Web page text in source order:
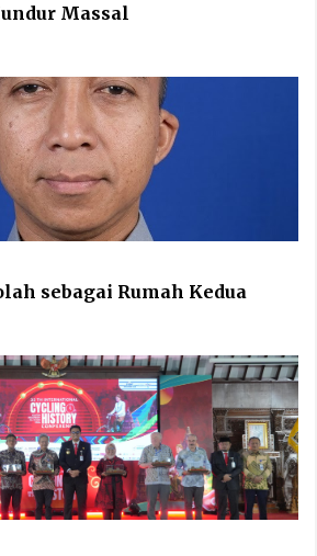
Massal
sebagai Rumah Kedua